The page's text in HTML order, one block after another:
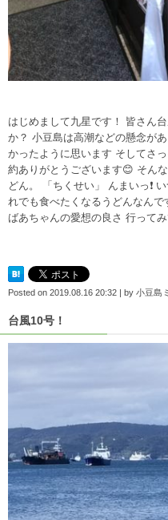
はじめまして九星です！ 皆さん
か？ 小豆島は高潮などの懸念が
かったように思います そしてさ
約ありがとうございます😊 そん
どん。 「ちくせい」 んまいっ❗️
れでも食べたくなるうどんなん
ばあちゃんの愛想の良さ 行って
Posted on 2019.08.16 20:32 | by 小豆島
台風10号！